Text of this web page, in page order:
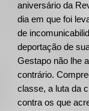
aniversário da
dia em que foi
de
deportação de
Gestapo não lhe
contrário.
classe, a luta da
contra os que